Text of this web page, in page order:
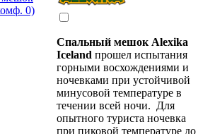
Спальный мешок Alexika
Iceland прошел испытания
горными восхождениями и
ночевками при устойчивой
минусовой температуре в
течении всей ночи. Для
опытного туриста ночевка
при пиковой температуре до